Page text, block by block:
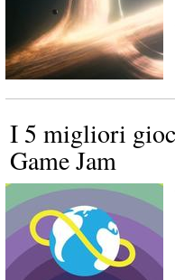
I 5 migliori
Game Jam